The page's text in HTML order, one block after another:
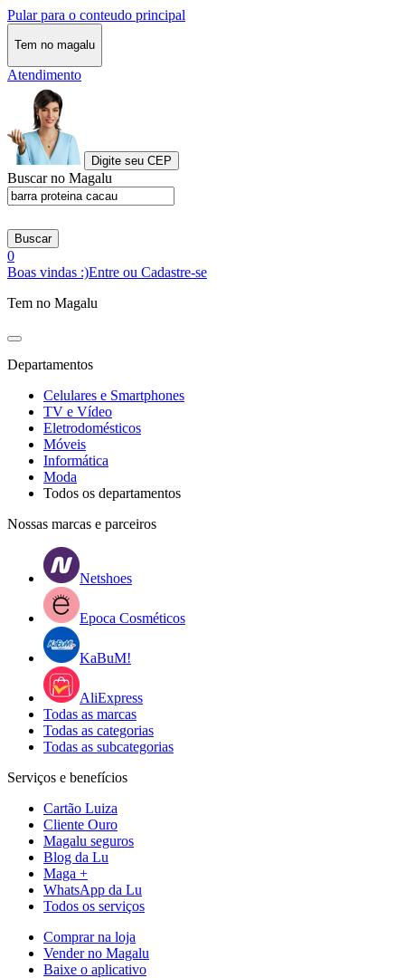
Pular para o conteudo principal
Tem no magalu
Atendimento
Digite seu CEP
Buscar no Magalu
Buscar
0
Boas vindas :)Entre ou Cadastre-se
Tem no Magalu
Departamentos
Celulares e Smartphones
TV e Vídeo
Eletrodomésticos
Móveis
Informática
Moda
Todos os departamentos
Nossas marcas e parceiros
Netshoes
Epoca Cosméticos
KaBuM!
AliExpress
Todas as marcas
Todas as categorias
Todas as subcategorias
Serviços e benefícios
Cartão Luiza
Cliente Ouro
Magalu seguros
Blog da Lu
Maga +
WhatsApp da Lu
Todos os serviços
Comprar na loja
Vender no Magalu
Baixe o aplicativo